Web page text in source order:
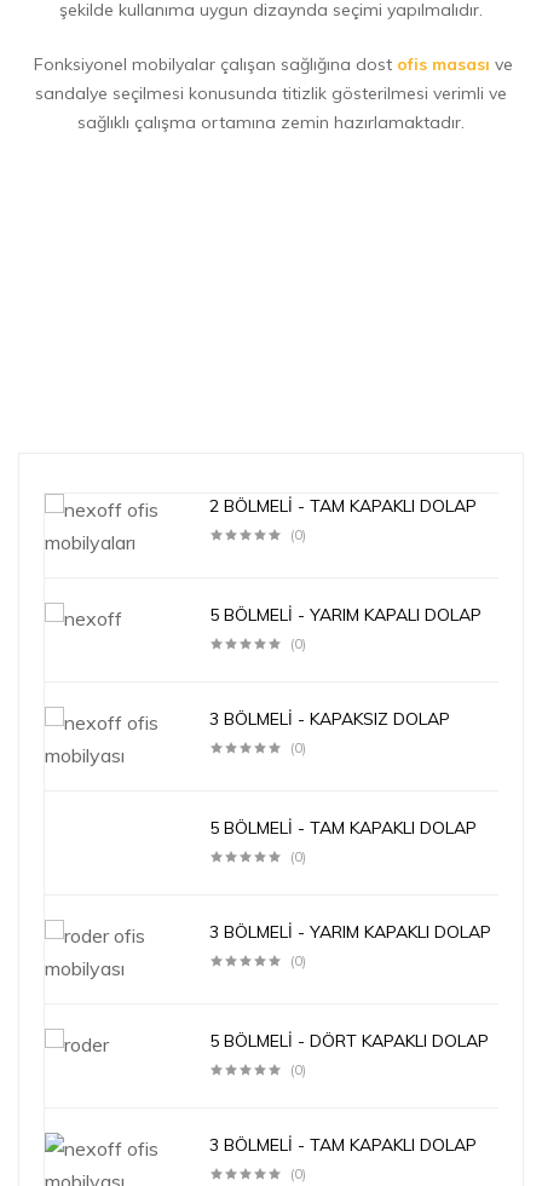
şekilde kullanıma uygun dizaynda seçimi yapılmalıdır.
Fonksiyonel mobilyalar çalışan sağlığına dost ofis masası ve
sandalye seçilmesi konusunda titizlik gösterilmesi verimli ve
sağlıklı çalışma ortamına zemin hazırlamaktadır.
2 BÖLMELİ - TAM KAPAKLI DOLAP
(0)
5 BÖLMELİ - YARIM KAPALI DOLAP
(0)
3 BÖLMELİ - KAPAKSIZ DOLAP
(0)
5 BÖLMELİ - TAM KAPAKLI DOLAP
(0)
3 BÖLMELİ - YARIM KAPAKLI DOLAP
(0)
5 BÖLMELİ - DÖRT KAPAKLI DOLAP
(0)
3 BÖLMELİ - TAM KAPAKLI DOLAP
(0)